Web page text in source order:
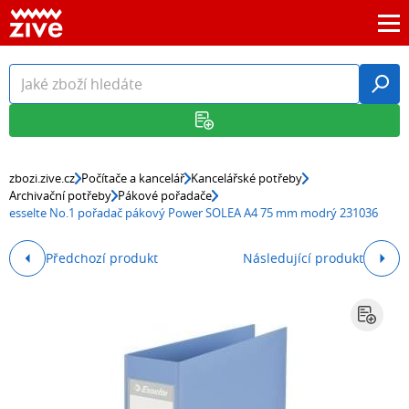
zbozi.zive.cz Počítače a kancelář Kancelářské potřeby
Archivační potřeby Pákové pořadače
esselte No.1 pořadač pákový Power SOLEA A4 75 mm modrý 231036
Předchozí produkt Následující produkt